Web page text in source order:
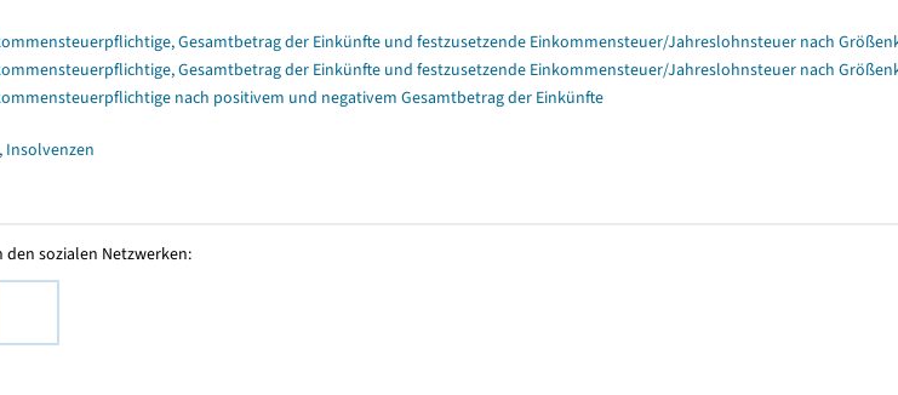
Gesamtbetrag der Einkünfte und festzusetzende Einkommensteuer/Jahreslohnsteuer nach
Gesamtbetrag der Einkünfte und festzusetzende Einkommensteuer/Jahreslohnsteuer nach
nach positivem und negativem Gesamtbetrag der Einkünfte
Insolvenzen
sozialen Netzwerken: